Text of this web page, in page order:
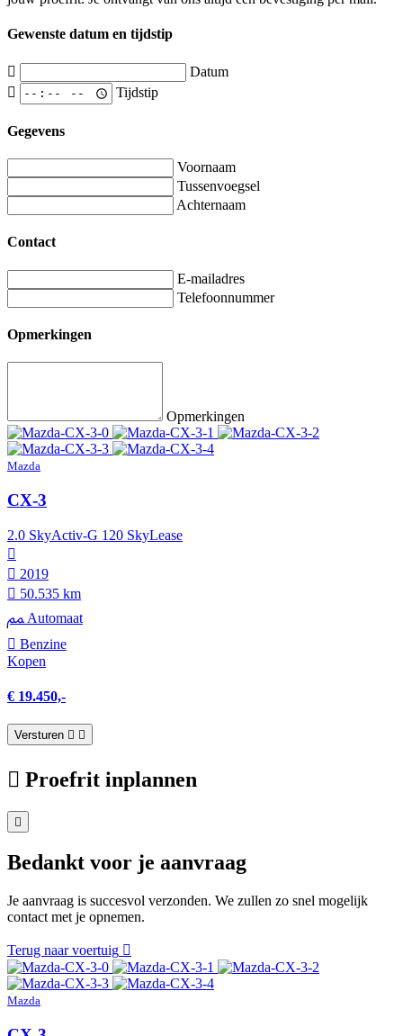
Gewenste datum en tijdstip
Datum
Tijdstip
Gegevens
Voornaam
Tussenvoegsel
Achternaam
Contact
E-mailadres
Telefoonnummer
Opmerkingen
Opmerkingen
Mazda
CX-3
2.0 SkyActiv-G 120 SkyLease
2019
50.535 km
Automaat
Benzine
Kopen
€ 19.450,-
Versturen
Proefrit inplannen
Bedankt voor je aanvraag
Je aanvraag is succesvol verzonden. We zullen zo snel mogelijk
contact met je opnemen.
Terug naar voertuig
Mazda